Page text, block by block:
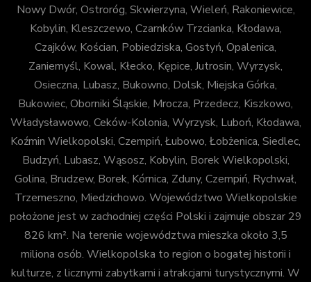
Nowy Dwór, Ostroróg, Skwierzyna, Wieleń, Rakoniewice,
Kobylin, Kleszczewo, Czarnków Trzcianka, Kłodawa,
Czajków, Kościan, Pobiedziska, Gostyń, Opalenica,
Zaniemyśl, Kowal, Kłecko, Kępice, Jutrosin, Wyrzysk,
Osieczna, Lubasz, Bukowno, Dolsk, Miejska Górka,
Bukowiec, Oborniki Śląskie, Mrocza, Przedecz, Kiszkowo,
Władysławowo, Ceków-Kolonia, Wyrzysk, Luboń, Kłodawa,
Koźmin Wielkopolski, Czempiń, Łubowo, Łobżenica, Siedlec,
Budzyń, Lubasz, Wąsosz, Kobylin, Borek Wielkopolski,
Golina, Brudzew, Borek, Kórnica, Zduny, Czempiń, Rychwał,
Trzemeszno, Miedzichowo. Województwo Wielkopolskie
położone jest w zachodniej części Polski i zajmuje obszar 29
826 km². Na terenie województwa mieszka około 3,5
miliona osób. Wielkopolska to region o bogatej historii i
kulturze, z licznymi zabytkami i atrakcjami turystycznymi. W